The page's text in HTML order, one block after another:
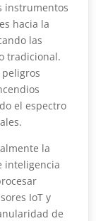
instrumentos
hacia la
las
tradicional.
el espectro
la
inteligencia
IoT y
de